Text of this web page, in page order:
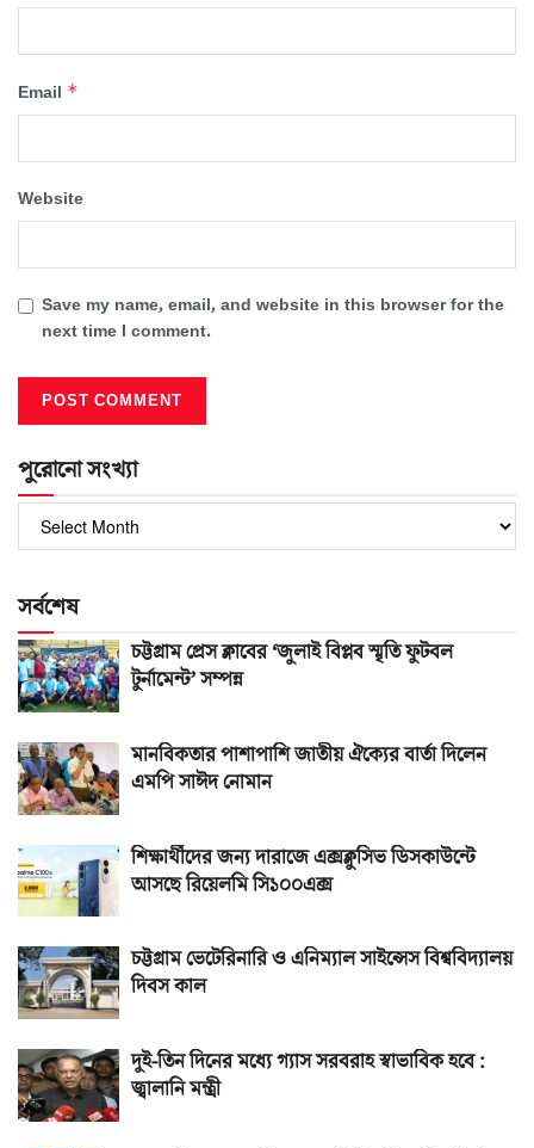
Email *
Website
Save my name, email, and website in this browser for the
next time I comment.
পুরোনো সংখ্যা
পুরোনো
সংখ্যা
সর্বশেষ
চট্টগ্রাম প্রেস ক্লাবের ‘জুলাই বিপ্লব স্মৃতি ফুটবল
টুর্নামেন্ট’ সম্পন্ন
মানবিকতার পাশাপাশি জাতীয় ঐক্যের বার্তা দিলেন
এমপি সাঈদ নোমান
শিক্ষার্থীদের জন্য দারাজে এক্সক্লুসিভ ডিসকাউন্টে
আসছে রিয়েলমি সি১০০এক্স
চট্টগ্রাম ভেটেরিনারি ও এনিম্যাল সাইন্সেস বিশ্ববিদ্যালয়
দিবস কাল
দুই-তিন দিনের মধ্যে গ্যাস সরবরাহ স্বাভাবিক হবে :
জ্বালানি মন্ত্রী